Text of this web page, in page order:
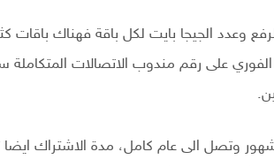
وعدد الجيجا بايت لكل باقة فهناك باقات
على رقم مندوب الاتصالات المتكاملة
اشتراك باقات الأنترنت من سلام مختلفة تبدأ من 3 شهور وتصل الى عام كامل، مدة